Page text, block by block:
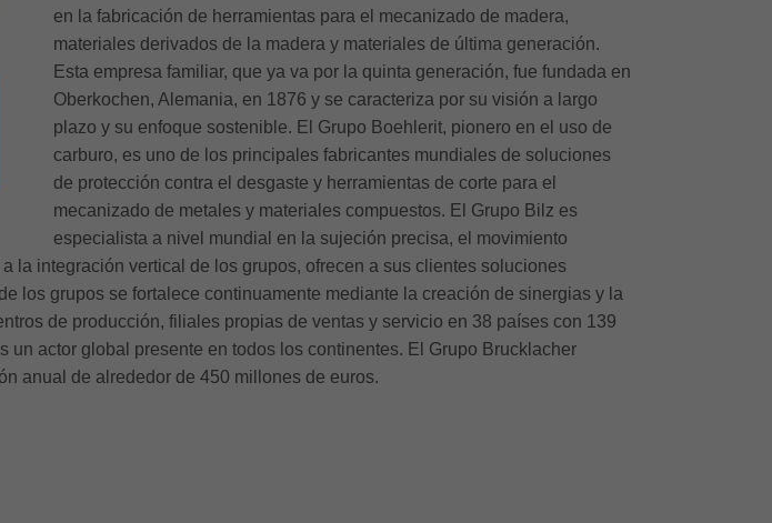
en la fabricación de herramientas para el mecanizado de madera,
materiales derivados de la madera y materiales de última generación.
Esta empresa familiar, que ya va por la quinta generación, fue fundada en
Oberkochen, Alemania, en 1876 y se caracteriza por su visión a largo
plazo y su enfoque sostenible. El Grupo Boehlerit, pionero en el uso de
carburo, es uno de los principales fabricantes mundiales de soluciones
de protección contra el desgaste y herramientas de corte para el
mecanizado de metales y materiales compuestos. El Grupo Bilz es
especialista a nivel mundial en la sujeción precisa, el movimiento
la integración vertical de los grupos, ofrecen a sus clientes soluciones
los grupos se fortalece continuamente mediante la creación de sinergias y la
de producción, filiales propias de ventas y servicio en 38 países con 139
actor global presente en todos los continentes. El Grupo Brucklacher
anual de alrededor de 450 millones de euros.